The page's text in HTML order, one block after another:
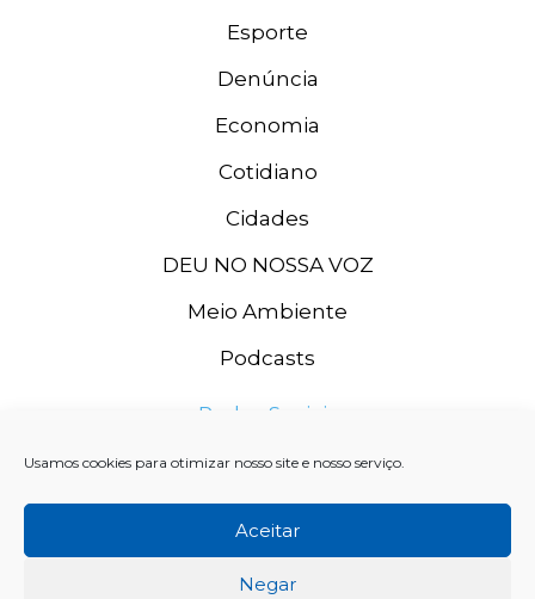
Usamos cookies para otimizar nosso site e nosso serviço.
Aceitar
Negar
Esporte
Denúncia
Economia
Cotidiano
Cidades
DEU NO NOSSA VOZ
Meio Ambiente
Podcasts
Redes Sociais